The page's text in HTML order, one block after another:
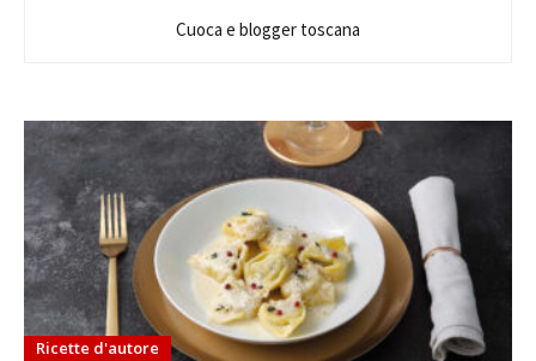
Cuoca e blogger toscana
Ricette d'autore